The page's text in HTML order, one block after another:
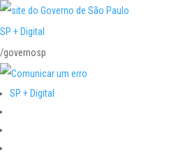
SP + Digital
/governosp
SP + Digital